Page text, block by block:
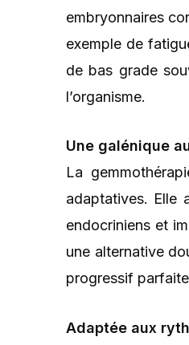
embryonnaires
exemple de
de bas grade
l’organisme.
Une galénique
La
adaptatives. Elle
endocriniens et
une alternative
progressif
Adaptée aux